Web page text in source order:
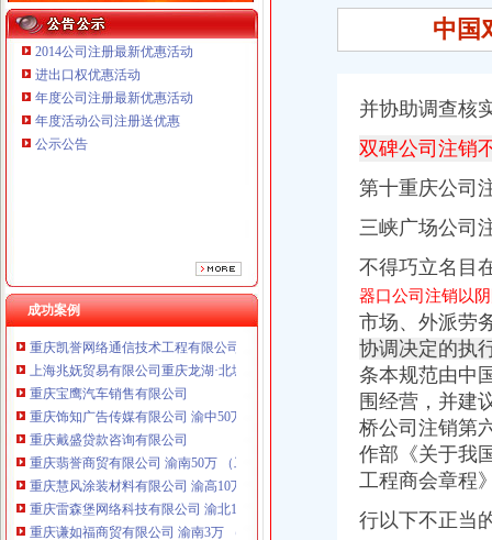
2014公司注册最新优惠活动
进出口权优惠活动
年度公司注册最新优惠活动
年度活动公司注册送优惠
公示公告
成功案例
重庆宝鹰汽车销售有限公司
重庆饰知广告传媒有限公司 渝中50万 （工商注册）
重庆尊盟财务管理有限公司 渝北10万 （工商注册）
重庆安赐商贸有限公司 渝江10万 （工商注册）
重庆凯誉网络通信技术工程有限公司渝中分公司 （工商注册）
上海兆妩贸易有限公司重庆龙湖·北城天街分公司 （工商注册）
重庆宝鹰汽车销售有限公司
重庆饰知广告传媒有限公司 渝中50万 （工商注册）
重庆戴盛贷款咨询有限公司
重庆翡誉商贸有限公司 渝南50万 （工商注册）
重庆慧风涂装材料有限公司 渝高10万 （工商注册）
重庆雷森堡网络科技有限公司 渝北10万 （工商注册）
重庆谦如福商贸有限公司 渝南3万 （公司转让）
重庆尊盟财务管理有限公司 渝北10万 （工商注册）
中国
并协助调查核
双碑公司注销
第十重庆公司
三峡广场公司
不得巧立名目
器口公司注销以
市场、外派劳
协调决定的执
条本规范由中
围经营，并
桥公司注销第
作部《关于我
工程商会章程
行以下不正当